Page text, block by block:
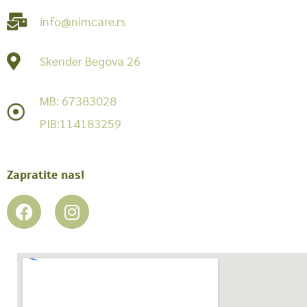
info@nimcare.rs
Skender Begova 26
MB: 67383028
PIB:114183259
Zapratite nas!
F
a
e
I
n
t